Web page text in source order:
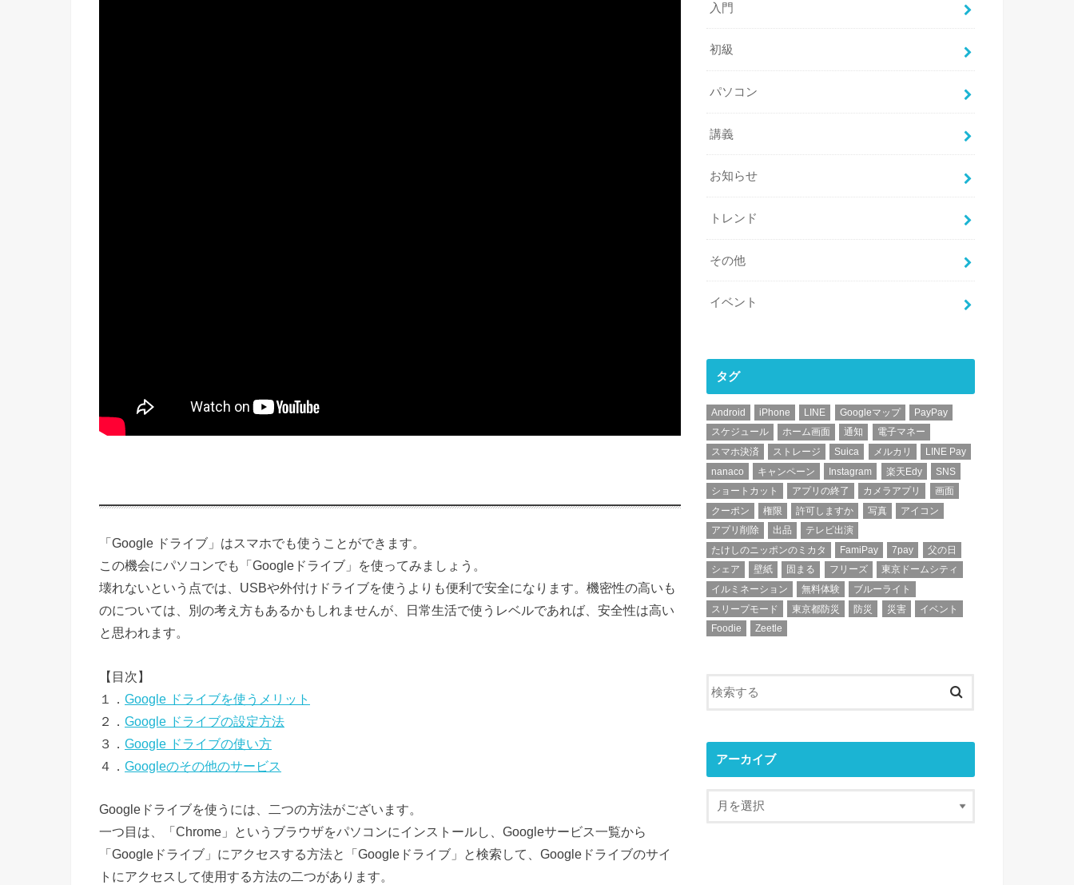
「Google ドライブ」はスマホでも使うことができます。
この機会にパソコンでも「Googleドライブ」を使ってみましょう。
壊れないという点では、USBや外付けドライブを使うよりも便利で安全になります。機密性の高いも
のについては、別の考え方もあるかもしれませんが、日常生活で使うレベルであれば、安全性は高い
と思われます。
【目次】
１． Google ドライブを使うメリット
２． Google ドライブの設定方法
３． Google ドライブの使い方
４． Googleのその他のサービス
Googleドライブを使うには、二つの方法がございます。
一つ目は、「Chrome」というブラウザをパソコンにインストールし、Googleサービス一覧から
「Googleドライブ」にアクセスする方法と「Googleドライブ」と検索して、Googleドライブのサイ
トにアクセスして使用する方法の二つがあります。
入門
初級
パソコン
講義
お知らせ
トレンド
その他
イベント
タグ
Android iPhone LINE Googleマップ
PayPay
スケジュール
ホーム画面 通知
電子マネー
スマホ決済
ストレージ Suica メルカリ
LINE Pay
nanaco
キャンペーン Instagram 楽天Edy
SNS
ショートカット
アプリの終了 カメラアプリ
画面
クーポン
権限 許可しますか 写真
アイコン
アプリ削除
出品
テレビ出演
たけしのニッポンのミカタ
FamiPay 7pay
父の日
シェア
壁紙 固まる フリーズ
東京ドームシティ
イルミネーション
無料体験
ブルーライト
スリープモード
東京都防災 防災 災害
イベント
Foodie
Zeetle
アーカイブ